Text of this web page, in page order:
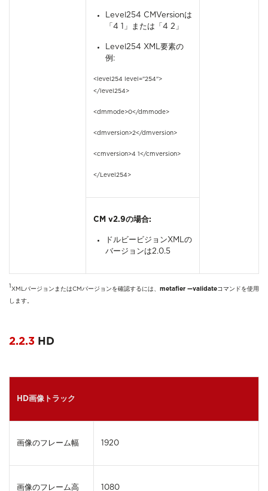
Level254 CMVersionは
「4 1」または「4 2」
Level254 XML要素の
例:
<level254 level="254">
</level254>
<dmmode>0</dmmode>
<dmversion>2</dmversion>
<cmversion>4 1</cmversion>
</Level254>
CM v2.9の場合:
ドルビービジョンXMLの
バージョンは2.0.5
1 XMLバージョンまたはCMバージョンを確認するには、 metafier —validateコマンドを使用
します。
2.2.3 HD
HD画像トラック
画像のフレーム幅 1920
画像のフレーム高 1080